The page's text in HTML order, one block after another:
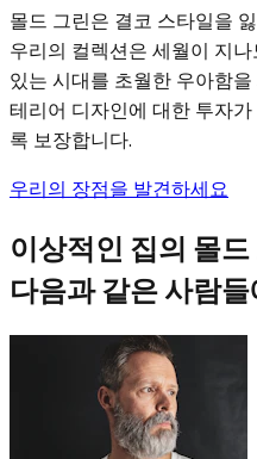
몰드 그린은 결코 스타일을
우리의 컬렉션은 세월이 지
있는 시대를 초월한 우아함
테리어 디자인에 대한 투자
록 보장합니다.
우리의 장점을 발견하세요
이상적인 집의 몰
다음과 같은 사람